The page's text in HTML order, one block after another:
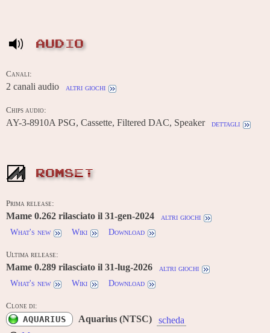
AUDIO
Canali:
2 canali audio altri giochi
Chips audio:
AY-3-8910A PSG, Cassette, Filtered DAC, Speaker dettagli
ROMSET
Prima release:
Mame 0.262 rilasciato il 31-gen-2024
altri giochi
What's new
Wiki Download
Ultima release:
Mame 0.289 rilasciato il 31-lug-2026
altri giochi
What's new
Wiki Download
Clone di:
AQUARIUS Aquarius (NTSC)
scheda